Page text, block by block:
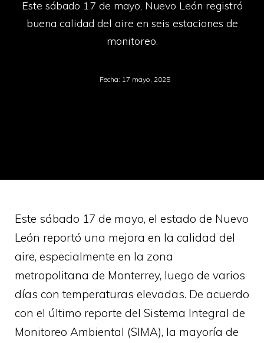
Este sábado 17 de mayo, Nuevo León registró
buena calidad del aire en seis estaciones de
monitoreo.
Fecha: 17 mayo, 2025
Este sábado 17 de mayo, el estado de Nuevo
León reportó una mejora en la calidad del
aire, especialmente en la zona
metropolitana de Monterrey, luego de varios
días con temperaturas elevadas. De acuerdo
con el último reporte del Sistema Integral de
Monitoreo Ambiental (SIMA), la mayoría de